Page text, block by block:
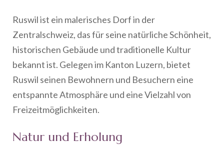
Ruswil ist ein malerisches Dorf in der
Zentralschweiz, das für seine natürliche Schönheit,
historischen Gebäude und traditionelle Kultur
bekannt ist. Gelegen im Kanton Luzern, bietet
Ruswil seinen Bewohnern und Besuchern eine
entspannte Atmosphäre und eine Vielzahl von
Freizeitmöglichkeiten.
Natur und Erholung